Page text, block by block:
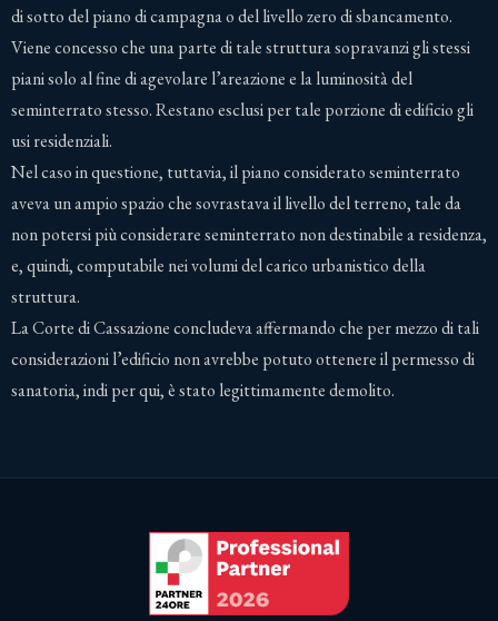
di sotto del piano di campagna o del livello zero di sbancamento.
Viene concesso che una parte di tale struttura sopravanzi gli stessi
piani solo al fine di agevolare l’areazione e la luminosità del
seminterrato stesso. Restano esclusi per tale porzione di edificio gli
usi residenziali.
Nel caso in questione, tuttavia, il piano considerato seminterrato
aveva un ampio spazio che sovrastava il livello del terreno, tale da
non potersi più considerare seminterrato non destinabile a residenza,
e, quindi, computabile nei volumi del carico urbanistico della
struttura.
La Corte di Cassazione concludeva affermando che per mezzo di tali
considerazioni l’edificio non avrebbe potuto ottenere il permesso di
sanatoria, indi per qui, è stato legittimamente demolito.